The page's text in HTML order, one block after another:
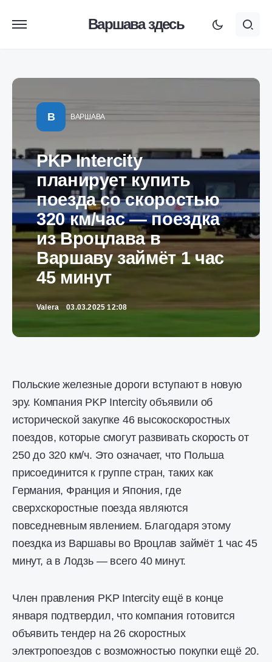
Варшава здесь
В ВАРШАВА
PKP Intercity
планирует купить
поезда со скоростью
320 км/час — поездка
из Вроцлава в
Варшаву займёт 1 час
45 минут
Valera 03.03.2025 12:08
Польские железные дороги вступают в новую
эру. Компания PKP Intercity объявили об
исторической закупке 46 высокоскоростных
поездов, которые смогут развивать скорость от
250 до 320 км/ч. Это означает, что Польша
присоединится к группе стран, таких как
Германия, Франция и Япония, где
сверхскоростные поезда являются
повседневным явлением. Благодаря этому
поездка из Варшавы во Вроцлав займёт 1 час 45
минут, а в Лодзь — всего 40 минут.
Член правления PKP Intercity ещё в конце
января подтвердил, что компания готовится
объявить тендер на 26 скоростных
электропоездов с возможностью покупки ещё 20.